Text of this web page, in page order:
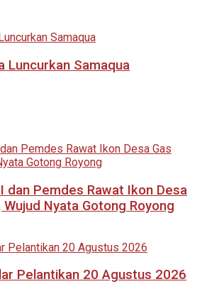
Luncurkan Samaqua
dan Pemdes Rawat Ikon Desa
Wujud Nyata Gotong Royong
Pelantikan 20 Agustus 2026